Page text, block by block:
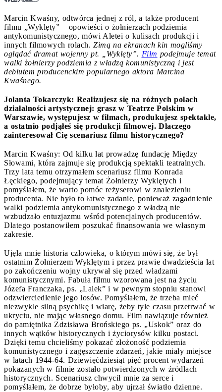
Marcin Kwaśny, odtwórca jednej z ról, a także producent
filmu „Wyklęty” – opowieści o żołnierzach podziemia
antykomunistycznego, mówi Aletei o kulisach produkcji i
innych filmowych rolach. Zimą na ekranach kin mogliśmy
oglądać dramat wojenny pt. „Wyklęty”. Film podejmuje temat
walki żołnierzy podziemia z władzą komunistyczną i jest
debiutem producenckim popularnego aktora Marcina
Kwaśnego.
Jolanta Tokarczyk: Realizujesz się na różnych polach
działalności artystycznej: grasz w Teatrze Polskim w
Warszawie, występujesz w filmach, produkujesz spektakle,
a ostatnio podjąłeś się produkcji filmowej. Dlaczego
zainteresował Cię scenariusz filmu historycznego?
Marcin Kwaśny: Od kilku lat prowadzę fundację Między
Słowami, która zajmuje się produkcją spektakli teatralnych.
Trzy lata temu otrzymałem scenariusz filmu Konrada
Łęckiego, podejmujący temat Żołnierzy Wyklętych i
pomyślałem, że warto pomóc reżyserowi w znalezieniu
producenta. Nie było to łatwe zadanie, ponieważ zagadnienie
walki podziemia antykomunistycznego z władzą nie
wzbudzało entuzjazmu wśród potencjalnych producentów.
Dlatego postanowiłem poszukać finansowania we własnym
zakresie.
Ujęła mnie historia człowieka, o którym mówi się, że był
ostatnim Żołnierzem Wyklętym i przez prawie dwadzieścia lat
po zakończeniu wojny ukrywał się przed władzami
komunistycznymi. Fabuła filmu wzorowana jest na życiu
Józefa Franczaka, ps. „Lalek” i w pewnym stopniu stanowi
odzwierciedlenie jego losów. Pomyślałem, że trzeba mieć
niezwykle silną psychikę i wiarę, żeby tyle czasu przetrwać w
ukryciu, nie mając własnego domu. Film nawiązuje również
do pamiętnika Zdzisława Brońskiego ps. „Uskok” oraz do
innych wątków historycznych i życiorysów kilku postaci.
Dzięki temu chcieliśmy pokazać złożoność podziemia
komunistycznego i zagęszczenie zdarzeń, jakie miały miejsce
w latach 1944-64. Dziewięćdziesiąt pięć procent wydarzeń
pokazanych w filmie zostało potwierdzonych w źródłach
historycznych. Scenariusz chwycił mnie za serce i
pomyślałem, że dobrze byłoby, aby ujrzał światło dzienne.